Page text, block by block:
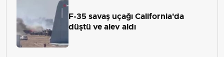
F-35 savaş uçağı California'da
düştü ve alev aldı